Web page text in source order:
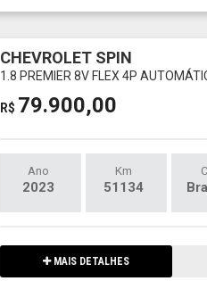
CHEVROLET SPIN
1.8 PREMIER 8V FLEX 4P
R$ 79.900,00
Ano
2023
Km
51134
MAIS DETALHES